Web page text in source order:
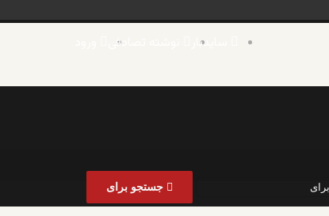
نوشته تصادفی سایدبار
جستجو برای